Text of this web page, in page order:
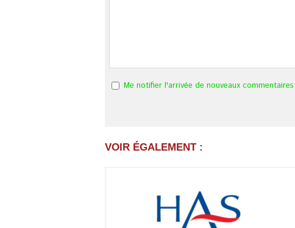
Me notifier l'arrivée de nouveaux commentaires
VOIR ÉGALEMENT :